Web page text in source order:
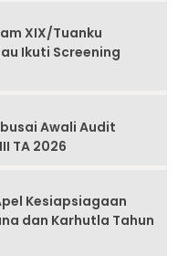
XIX/Tuanku
Ikuti Screening
Awali Audit
TA 2026
Kesiapsiagaan
dan Karhutla Tahun